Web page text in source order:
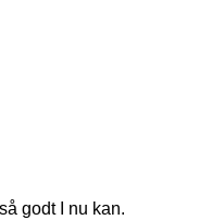
godt I nu kan.